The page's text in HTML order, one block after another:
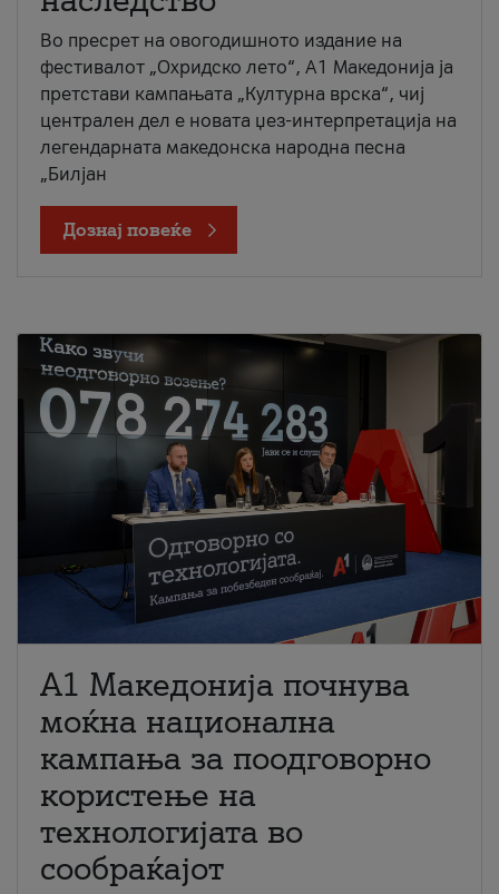
Во пресрет на овогодишното издание на
фестивалот „Охридско лето“, А1 Македонија ја
претстави кампањата „Културна врска“, чиј
централен дел е новата џез-интерпретација на
легендарната македонска народна песна
„Билјан
Дознај повеќе
A1 Македонија почнува
моќна национална
кампања за поодговорно
користење на
технологијата во
сообраќајот